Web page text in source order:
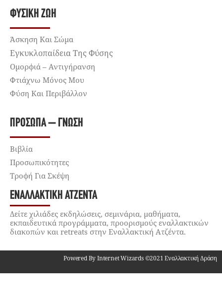
ΦΥΣΙΚΉ ΖΩΉ
Άσκηση Και Σώμα
Εγκυκλοπαίδεια Της Φύσης
Ομορφιά – Αντιγήρανση
Φτιάχνω Μόνος Μου
Φύση Και Περιβάλλον
ΠΡΌΣΩΠΑ – ΓΝΏΣΗ
Βιβλία
Προσωπικότητες
Τροφή Για Σκέψη
ΕΝΑΛΛΑΚΤΙΚΉ ΑΤΖΈΝΤΑ
Δείτε χιλιάδες εκδηλώσεις, σεμινάρια, μαθήματα,
εκπαιδευτικά προγράμματα, προορισμούς εναλλακτικών
διακοπών και retreats στην Εναλλακτική Ατζέντα.
Powered By Internet Wizards ©2021 Εναλλακτική Δράση